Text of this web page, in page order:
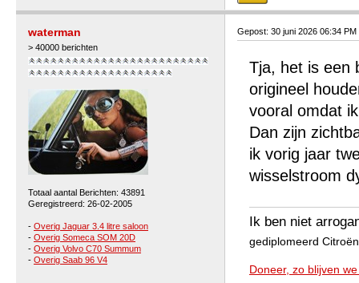
waterman
> 40000 berichten
Totaal aantal Berichten: 43891
Geregistreerd: 26-02-2005
- Overig Jaguar 3.4 litre saloon
- Overig Someca SOM 20D
- Overig Volvo C70 Summum
- Overig Saab 96 V4
Gepost: 30 juni 2026 06:34 PM
Tja, het is een
origineel
vooral omdat
Dan zijn
ik vorig jaar
wisselstroom
Ik ben niet
gediplomeerd
Doneer, zo blijven